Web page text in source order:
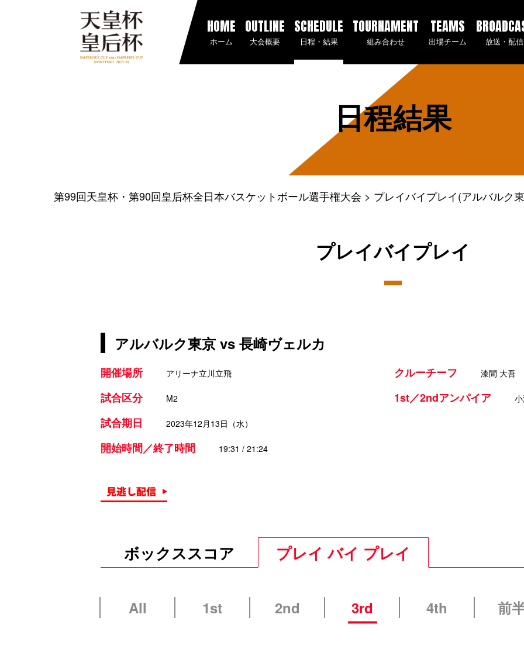
HOME
ホーム
OUTLINE
大会概要
SCHEDULE
日程・結果
TOURNAMENT
組み合わせ
TEAMS
出場チーム 放送・配信
日程結果
第99回天皇杯・第90回皇后杯全日本バスケットボール選手権大会 プレイバイプレイ(アルバルク
プレイバイプレイ
アルバルク東京 vs 長崎ヴェルカ
開催場所 アリーナ立川立飛
試合区分 M2
試合期日 2023年12月13日（水）
開始時間／終了時間 19:31 / 21:24
クルーチーフ 漆間 大吾
1st／2ndアンパイア
ボックススコア プレイ バイ プレイ
All 1st 2nd 3rd 4th 前